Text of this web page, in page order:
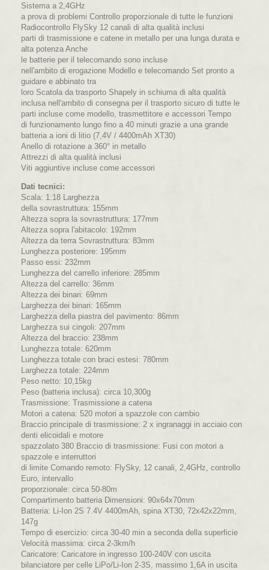
Sistema a 2,4GHz
a prova di problemi Controllo proporzionale di tutte le funzioni
Radiocontrollo FlySky 12 canali di alta qualità inclusi
parti di trasmissione e catene in metallo per una lunga durata e
alta potenza Anche
le batterie per il telecomando sono incluse
nell'ambito di erogazione Modello e telecomando Set pronto a
guidare e abbinato tra
loro Scatola da trasporto Shapely in schiuma di alta qualità
inclusa nell'ambito di consegna per il trasporto sicuro di tutte le
parti incluse come modello, trasmettitore e accessori Tempo
di funzionamento lungo fino a 40 minuti grazie a una grande
batteria a ioni di litio (7,4V / 4400mAh XT30)
Anello di rotazione a 360° in metallo
Attrezzi di alta qualità inclusi
Viti aggiuntive incluse come accessori
Dati tecnici:
Scala: 1:18 Larghezza
della sovrastruttura: 155mm
Altezza sopra la sovrastruttura: 177mm
Altezza sopra l'abitacolo: 192mm
Altezza da terra Sovrastruttura: 83mm
Lunghezza posteriore: 195mm
Passo essi: 232mm
Lunghezza del carrello inferiore: 285mm
Altezza del carrello: 36mm
Altezza dei binari: 69mm
Larghezza dei binari: 165mm
Larghezza della piastra del pavimento: 86mm
Larghezza sui cingoli: 207mm
Altezza del braccio: 238mm
Lunghezza totale: 620mm
Lunghezza totale con braci estesi: 780mm
Larghezza totale: 224mm
Peso netto: 10,15kg
Peso (batteria inclusa): circa 10,300g
Trasmissione: Trasmissione a catena
Motori a catena: 520 motori a spazzole con cambio
Braccio principale di trasmissione: 2 x ingranaggi in acciaio con
denti elicoidali e motore
spazzolato 380 Braccio di trasmissione: Fusi con motori a
spazzole e interruttori
di limite Comando remoto: FlySky, 12 canali, 2,4GHz, controllo
Euro, intervallo
proporzionale: circa 50-80m
Compartimento batteria Dimensioni: 90x64x70mm
Batteria: Li-Ion 2S 7.4V 4400mAh, spina XT30, 72x42x22mm,
147g
Tempo di esercizio: circa 30-40 min a seconda della superficie
Velocità massima: circa 2-3km/h
Caricatore: Caricatore in ingresso 100-240V con uscita
bilanciatore per celle LiPo/Li-Ion 2-3S, massimo 1,6A in uscita